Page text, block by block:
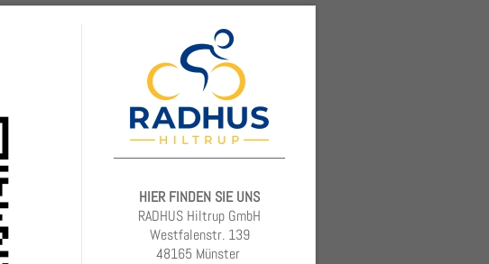
HIER FINDEN SIE UNS
RADHUS Hiltrup GmbH
Westfalenstr. 139
48165 Münster